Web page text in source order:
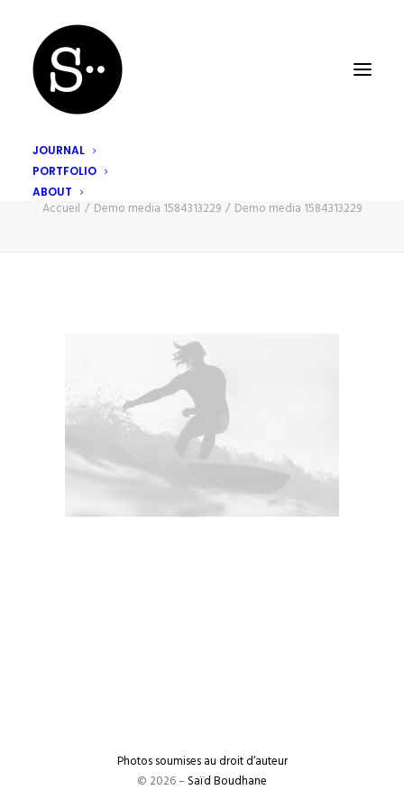
JOURNAL
PORTFOLIO
ABOUT
Accueil Demo media 1584313229 Demo media 1584313229
Photos soumises au droit d’auteur
© 2026 –Saïd Boudhane